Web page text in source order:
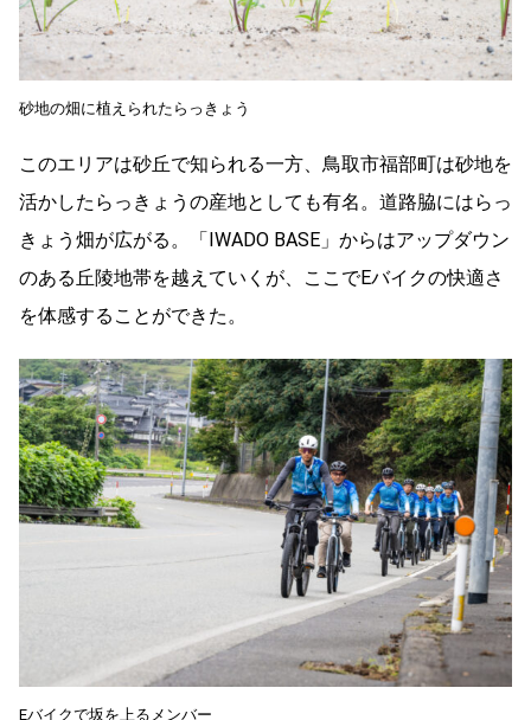
砂地の畑に植えられたらっきょう
このエリアは砂丘で知られる一方、鳥取市福部町は砂地を
活かしたらっきょうの産地としても有名。道路脇にはらっ
きょう畑が広がる。「IWADO BASE」からはアップダウン
のある丘陵地帯を越えていくが、ここでEバイクの快適さ
を体感することができた。
Eバイクで坂を上るメンバー